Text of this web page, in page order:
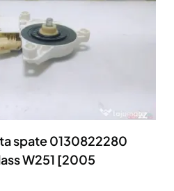
profesionale
spate 0130822280
W251 [2005